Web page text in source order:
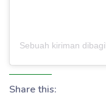
Share this: